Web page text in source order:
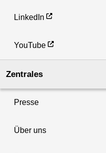
LinkedIn
YouTube
Zentrales
Presse
Über uns